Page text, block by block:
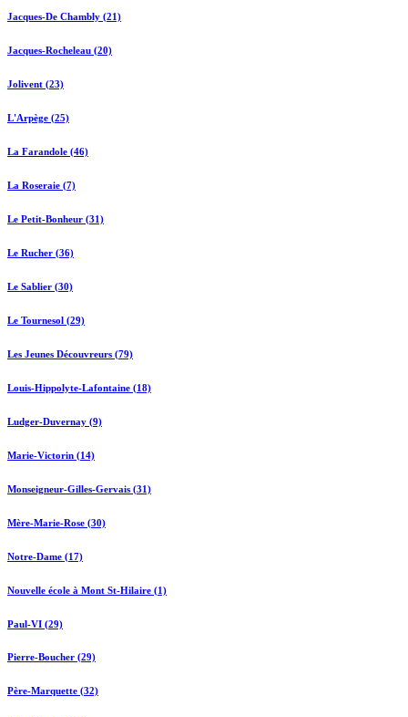
Jacques-De Chambly (21)
Jacques-Rocheleau (20)
Jolivent (23)
L'Arpège (25)
La Farandole (46)
La Roseraie (7)
Le Petit-Bonheur (31)
Le Rucher (36)
Le Sablier (30)
Le Tournesol (29)
Les Jeunes Découvreurs (79)
Louis-Hippolyte-Lafontaine (18)
Ludger-Duvernay (9)
Marie-Victorin (14)
Monseigneur-Gilles-Gervais (31)
Mère-Marie-Rose (30)
Notre-Dame (17)
Nouvelle école à Mont St-Hilaire (1)
Paul-VI (29)
Pierre-Boucher (29)
Père-Marquette (32)